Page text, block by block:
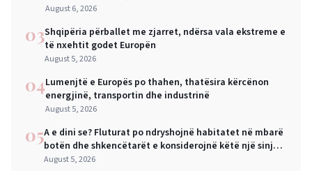
August 6, 2026
03Shqipëria përballet me zjarret, ndërsa vala ekstreme e
të nxehtit godet Europën
August 5, 2026
04Lumenjtë e Europës po thahen, thatësira kërcënon
energjinë, transportin dhe industrinë
August 5, 2026
05A e dini se? Fluturat po ndryshojnë habitatet në mbarë
botën dhe shkencëtarët e konsiderojnë këtë një sinjal
alarmi
August 5, 2026